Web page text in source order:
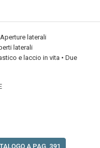
laterali
laterali
e laccio in vita • Due
A PAG. 391